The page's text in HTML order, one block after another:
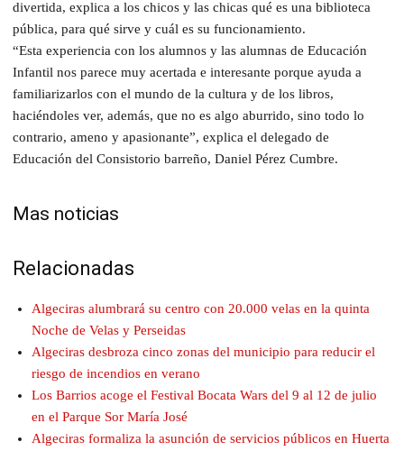
divertida, explica a los chicos y las chicas qué es una biblioteca
pública, para qué sirve y cuál es su funcionamiento.
“Esta experiencia con los alumnos y las alumnas de Educación
Infantil nos parece muy acertada e interesante porque ayuda a
familiarizarlos con el mundo de la cultura y de los libros,
haciéndoles ver, además, que no es algo aburrido, sino todo lo
contrario, ameno y apasionante”, explica el delegado de
Educación del Consistorio barreño, Daniel Pérez Cumbre.
Mas noticias
Relacionadas
Algeciras alumbrará su centro con 20.000 velas en la quinta
Noche de Velas y Perseidas
Algeciras desbroza cinco zonas del municipio para reducir el
riesgo de incendios en verano
Los Barrios acoge el Festival Bocata Wars del 9 al 12 de julio
en el Parque Sor María José
Algeciras formaliza la asunción de servicios públicos en Huerta